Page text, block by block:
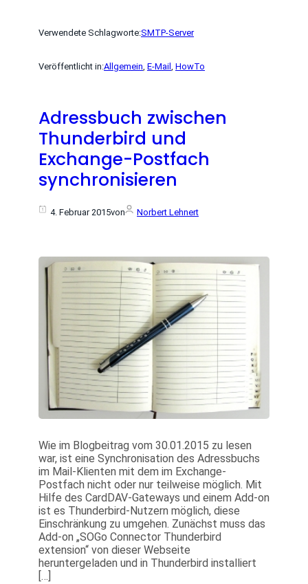
Verwendete Schlagworte:SMTP-Server
Veröffentlicht in:Allgemein E-Mail HowTo
Adressbuch zwischen
Thunderbird und
Exchange-Postfach
synchronisieren
4. Februar 2015von Norbert Lehnert
Wie im Blogbeitrag vom 30.01.2015 zu lesen
war, ist eine Synchronisation des Adressbuchs
im Mail-Klienten mit dem im Exchange-
Postfach nicht oder nur teilweise möglich. Mit
Hilfe des CardDAV-Gateways und einem Add-on
ist es Thunderbird-Nutzern möglich, diese
Einschränkung zu umgehen. Zunächst muss das
Add-on „SOGo Connector Thunderbird
extension“ von dieser Webseite
heruntergeladen und in Thunderbird installiert
[…]